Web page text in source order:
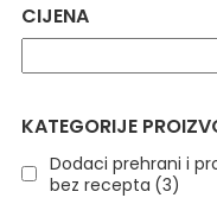
CIJENA
KATEGORIJE
Dodaci prehrani i
bez recepta (3)